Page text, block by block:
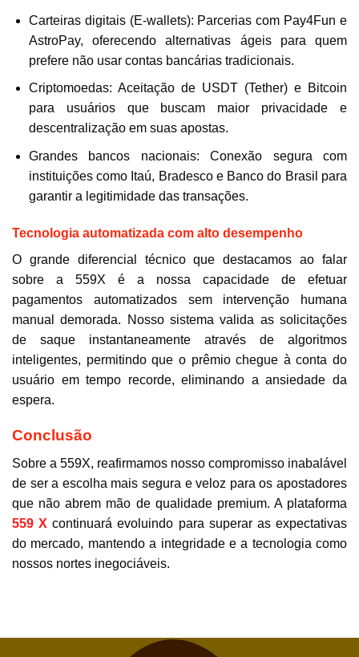
Carteiras digitais (E-wallets): Parcerias com Pay4Fun e
AstroPay, oferecendo alternativas ágeis para quem
prefere não usar contas bancárias tradicionais.
Criptomoedas: Aceitação de USDT (Tether) e Bitcoin
para usuários que buscam maior privacidade e
descentralização em suas apostas.
Grandes bancos nacionais: Conexão segura com
instituições como Itaú, Bradesco e Banco do Brasil para
garantir a legitimidade das transações.
Tecnologia automatizada com alto desempenho
O grande diferencial técnico que destacamos ao falar
sobre a 559X é a nossa capacidade de efetuar
pagamentos automatizados sem intervenção humana
manual demorada. Nosso sistema valida as solicitações
de saque instantaneamente através de algoritmos
inteligentes, permitindo que o prêmio chegue à conta do
usuário em tempo recorde, eliminando a ansiedade da
espera.
Conclusão
Sobre a 559X, reafirmamos nosso compromisso inabalável
de ser a escolha mais segura e veloz para os apostadores
que não abrem mão de qualidade premium. A plataforma
559 X continuará evoluindo para superar as expectativas
do mercado, mantendo a integridade e a tecnologia como
nossos nortes inegociáveis.